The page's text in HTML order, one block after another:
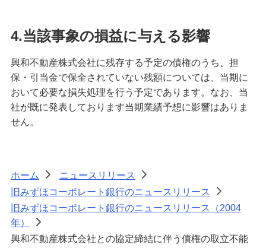
4.当該事象の損益に与える影響
興和不動産株式会社に残存する予定の債権のうち、担
保・引当金で保全されていない残額については、当期に
おいて必要な損失処理を行う予定であります。なお、当
社が既に発表しております当期業績予想に影響はありま
せん。
ホーム > ニュースリリース
>
旧みずほコーポレート銀行のニュースリリース
>
旧みずほコーポレート銀行のニュースリリース（2004
年）
>
興和不動産株式会社との協定締結に伴う債権の取立不能